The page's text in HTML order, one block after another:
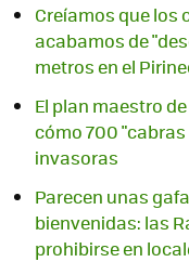
Creíamos que los
acabamos de
metros en el
El plan maestro
cómo 700
invasoras
Parecen unas
bienvenidas: las
prohibirse en